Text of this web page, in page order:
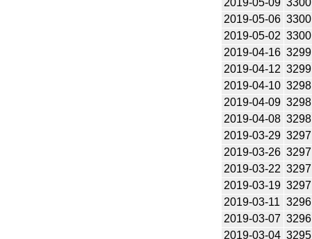
2019-05-06 3300
2019-05-02 3300
2019-04-16 3299
2019-04-12 3299
2019-04-10 3298
2019-04-09 3298
2019-04-08 3298
2019-03-29 3297
2019-03-26 3297
2019-03-22 3297
2019-03-19 3297
2019-03-11 3296
2019-03-07 3296
2019-03-04 3295